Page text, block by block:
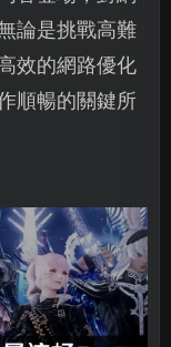
論是挑戰高難
效的網路優化
順暢的關鍵所